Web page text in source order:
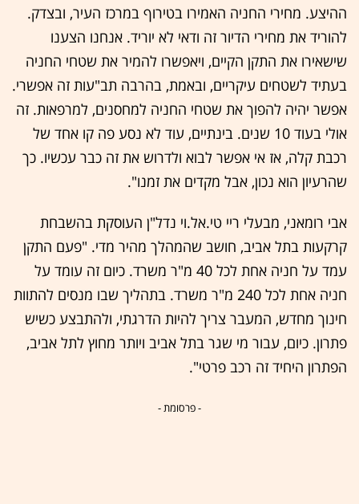
ההיצע. מחירי החניה האמירו בטירוף במרכז העיר, ובצדק.
להוריד את מחירי הדיור זה ודאי לא יוריד. אנחנו הצענו
שישאירו את התקן הקיים, ויאפשרו להמיר את שטחי החניה
בעתיד לשטחים עיקריים, ובאמת, בהרבה תב"עות זה אפשרי.
אפשר יהיה להפוך את שטחי החניה למחסנים, למרפאות. זה
אולי בעוד 10 שנים. בינתיים, עוד לא נסע פה קו אחד של
רכבת קלה, אז אי אפשר לבוא ולדרוש את זה כבר עכשיו. כך
שהרעיון הוא נכון, אבל מקדים את זמנו".
אבי רומאני, מבעלי ריי טי.אל.וי נדל"ן העוסקת בהשבחת
קרקעות בתל אביב, חושב שהמהלך מהיר מדי. "פעם התקן
עמד על חניה אחת לכל 40 מ"ר משרד. כיום זה עומד על
חניה אחת לכל 240 מ"ר משרד. בתהליך שבו מנסים להתוות
חינוך מחדש, המעבר צריך להיות הדרגתי, ולהתבצע כשיש
פתרון. כיום, עבור מי שגר בתל אביב ויותר מחוץ לתל אביב,
הפתרון היחיד זה רכב פרטי".
- פרסומת -